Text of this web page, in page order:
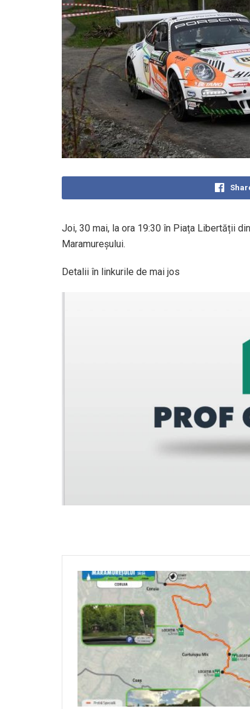
Joi, 30 mai, la ora 19:30 în Piața Libertății
Maramureşului.
Detalii în linkurile de mai jos